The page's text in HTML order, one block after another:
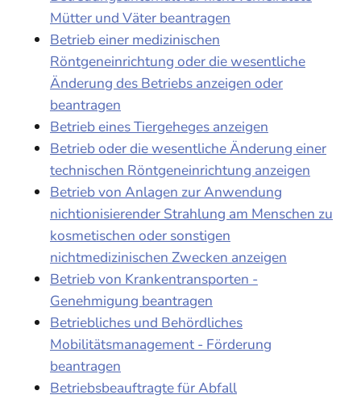
Mütter und Väter beantragen
Betrieb einer medizinischen
Röntgeneinrichtung oder die wesentliche
Änderung des Betriebs anzeigen oder
beantragen
Betrieb eines Tiergeheges anzeigen
Betrieb oder die wesentliche Änderung einer
technischen Röntgeneinrichtung anzeigen
Betrieb von Anlagen zur Anwendung
nichtionisierender Strahlung am Menschen zu
kosmetischen oder sonstigen
nichtmedizinischen Zwecken anzeigen
Betrieb von Krankentransporten -
Genehmigung beantragen
Betriebliches und Behördliches
Mobilitätsmanagement - Förderung
beantragen
Betriebsbeauftragte für Abfall